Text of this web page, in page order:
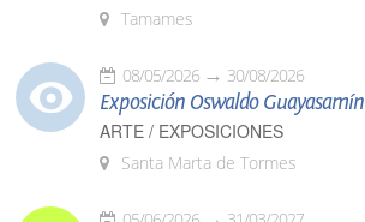
Tamames
08/05/2026 30/08/2026
Exposición Oswaldo Guayasamín
ARTE / EXPOSICIONES
Santa Marta de Tormes